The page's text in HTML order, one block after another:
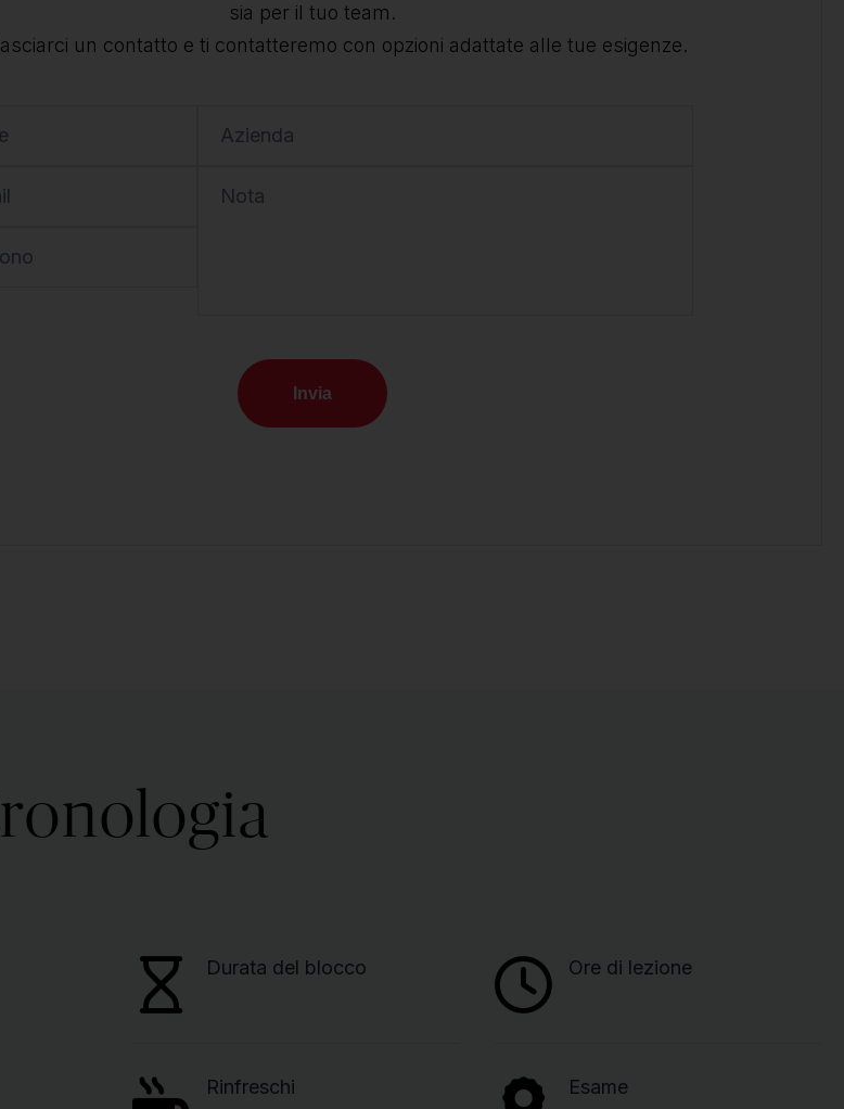
sia per il tuo team.
un contatto e ti contatteremo con opzioni adattate alle tue esigenze.
Azienda
Nota
Invia
Durata del blocco Ore di lezione
Rinfreschi Esame